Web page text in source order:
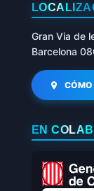
Gran Via de
Barcelona
EN